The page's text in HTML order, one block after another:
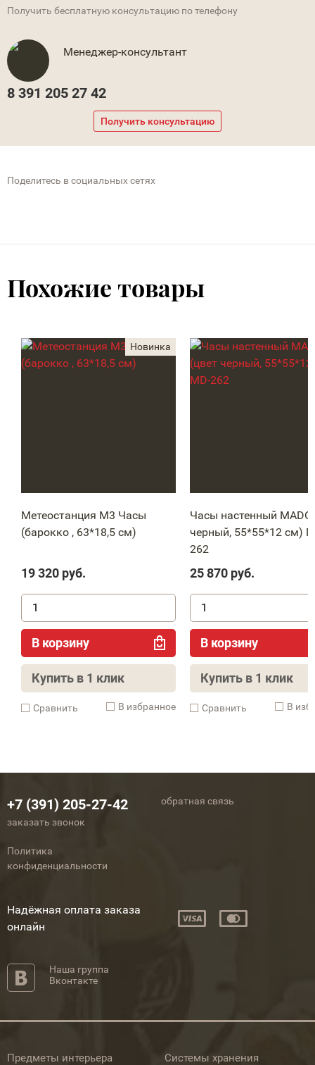
Получить бесплатную консультацию по телефону
Менеджер-консультант
8 391 205 27 42
Получить консультацию
Поделитесь в социальных сетях
Похожие товары
Метеостанция М3 Часы
(барокко , 63*18,5 см)
19 320 руб.
В корзину
Купить в 1 клик
Cравнить В избранное
Часы настенный MADO
черный, 55*55*12 см)
262
25 870 руб.
В корзину
Купить в 1 клик
Cравнить В
+7 (391) 205-27-42
заказать звонок
обратная связь
Политика
конфиденциальности
Надёжная оплата заказа
онлайн
Наша группа
Вконтакте
Предметы интерьера Системы хранения